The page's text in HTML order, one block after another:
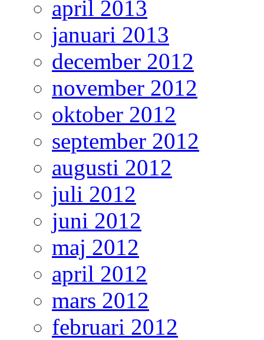
april 2013
januari 2013
december 2012
november 2012
oktober 2012
september 2012
augusti 2012
juli 2012
juni 2012
maj 2012
april 2012
mars 2012
februari 2012